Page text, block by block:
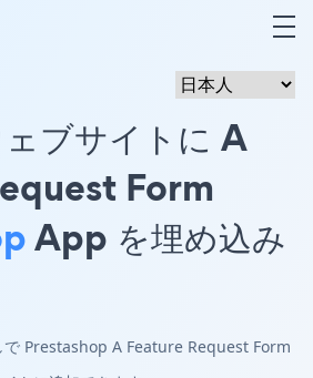
ブサイトに A
Form
App を埋め込み
で Prestashop A Feature Request Form